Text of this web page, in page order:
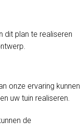
dit plan te realiseren
onze ervaring kunnen
uw tuin realiseren.
de